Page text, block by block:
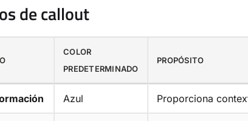
de callout
COLOR
PREDETERMINADO
PROPÓSITO
Azul Proporciona